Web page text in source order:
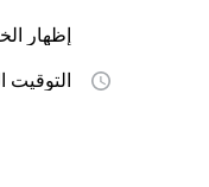
إظهار
التوقيت